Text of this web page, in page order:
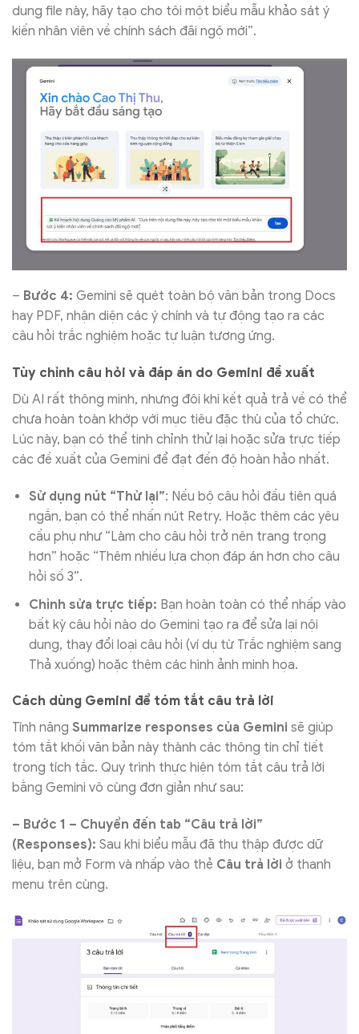
dung file này, hãy tạo cho tôi một biểu mẫu khảo sát ý
kiến nhân viên về chính sách đãi ngộ mới”.
– Bước 4: Gemini sẽ quét toàn bộ văn bản trong Docs
hay PDF, nhận diện các ý chính và tự động tạo ra các
câu hỏi trắc nghiệm hoặc tự luận tương ứng.
Tùy chỉnh câu hỏi và đáp án do Gemini đề xuất
Dù AI rất thông minh, nhưng đôi khi kết quả trả về có thể
chưa hoàn toàn khớp với mục tiêu đặc thù của tổ chức.
Lúc này, bạn có thể tinh chỉnh thử lại hoặc sửa trực tiếp
các đề xuất của Gemini để đạt đến độ hoàn hảo nhất.
Sử dụng nút “Thử lại”: Nếu bộ câu hỏi đầu tiên quá
ngắn, bạn có thể nhấn nút Retry. Hoặc thêm các yêu
cầu phụ như “Làm cho câu hỏi trở nên trang trọng
hơn” hoặc “Thêm nhiều lựa chọn đáp án hơn cho câu
hỏi số 3”.
Chỉnh sửa trực tiếp: Bạn hoàn toàn có thể nhấp vào
bất kỳ câu hỏi nào do Gemini tạo ra để sửa lại nội
dung, thay đổi loại câu hỏi (ví dụ từ Trắc nghiệm sang
Thả xuống) hoặc thêm các hình ảnh minh họa.
Cách dùng Gemini để tóm tắt câu trả lời
Tính năng Summarize responses của Gemini sẽ giúp
tóm tắt khối văn bản này thành các thông tin chỉ tiết
trong tích tắc. Quy trình thực hiện tóm tắt câu trả lời
bằng Gemini vô cùng đơn giản như sau:
– Bước 1 – Chuyển đến tab “Câu trả lời”
(Responses): Sau khi biểu mẫu đã thu thập được dữ
liệu, bạn mở Form và nhấp vào thẻ Câu trả lời ở thanh
menu trên cùng.